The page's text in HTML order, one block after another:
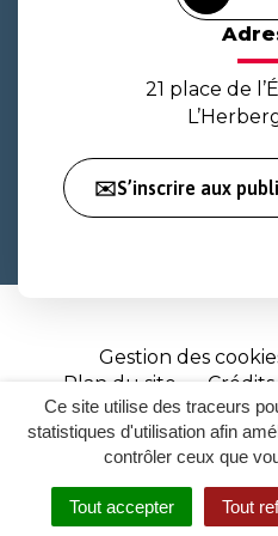
Ce site utilise des traceurs
statistiques d'utilisation afin
contrôler ceux que
Tout accepter Tout
21 place de
✉️S’inscrire aux
Gestion des
Plan du site
Crédits
Site
par